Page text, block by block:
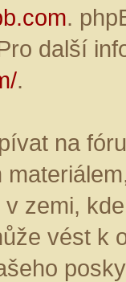
.
další
.
na
zemi,
vést k